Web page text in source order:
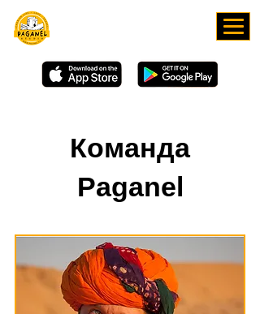
Команда
Paganel